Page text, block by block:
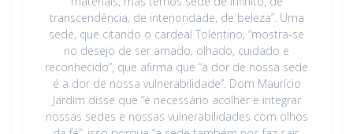
transcendência, de interioridade, de beleza”. Uma
sede, que citando o cardeal Tolentino, “mostra-se
no desejo de ser amado, olhado, cuidado e
reconhecido”, que afirma que “a dor de nossa sede
é a dor de nossa vulnerabilidade”. Dom Maurício
Jardim disse que “é necessário acolher e integrar
nossas sedes e nossas vulnerabilidades com olhos